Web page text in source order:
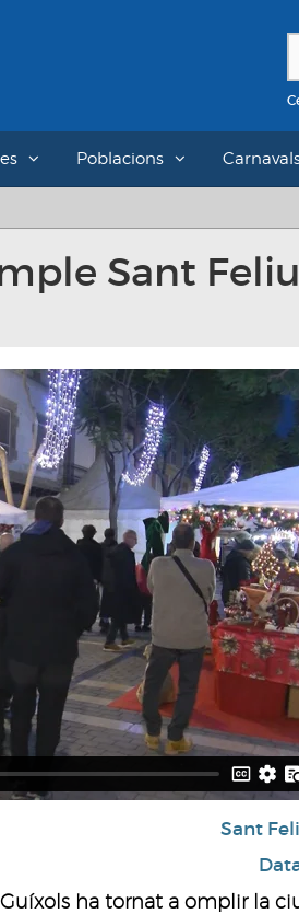
Poblacions
Sant
Sant
ha tornat a omplir la